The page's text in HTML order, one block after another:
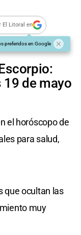
El Litoral en
preferidos en Google
de mayo
el horóscopo de
para salud,
que ocultan las
muy